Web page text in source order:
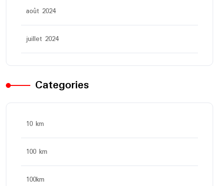
août 2024
juillet 2024
Categories
10 km
100 km
100km